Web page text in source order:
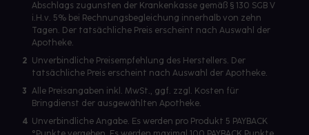
Abschlags zugunsten der Krankenkasse gemäß § 130 SGB V
i.H.v. 5% bei Rechnungsbegleichung innerhalb von zehn
Tagen. Der tatsächliche Preis erscheint nach Auswahl der
Apotheke.
2 Unverbindliche Preisempfehlung des Herstellers. Der
tatsächliche Preis erscheint nach Auswahl der Apotheke.
3 Alle Preisangaben inkl. MwSt., ggf. zzgl. Kosten für
Bringdienst der ausgewählten Apotheke.
4 Unverbindliche Angabe. Es werden pro Produkt 5 PAYBACK